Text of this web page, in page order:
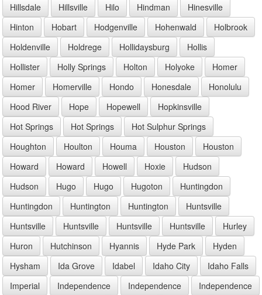
Hillsdale
Hillsville Hilo Hindman
Hinesville
Hinton
Hobart Hodgenville Hohenwald
Holbrook
Holdenville
Holdrege Hollidaysburg
Hollis
Hollister
Holly Springs Holton Holyoke
Homer
Homer
Homerville Hondo Honesdale
Honolulu
Hood River
Hope Hopewell
Hopkinsville
Hot Springs
Hot Springs
Hot Sulphur Springs
Houghton
Houlton Houma Houston
Houston
Howard
Howard Howell Hoxie
Hudson
Hudson
Hugo Hugo Hugoton
Huntingdon
Huntingdon
Huntington Huntington
Huntsville
Huntsville
Huntsville Huntsville Huntsville
Hurley
Huron
Hutchinson Hyannis Hyde Park
Hyden
Hysham
Ida Grove Idabel Idaho City
Idaho Falls
Imperial
Independence Independence
Independence